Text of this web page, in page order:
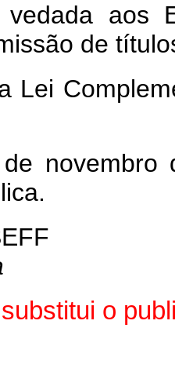
aos
de
Lei
novembro
o